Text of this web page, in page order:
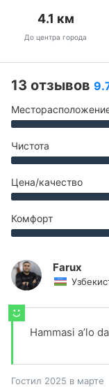
4.1 км
До центра города
13 отзывов
Чистота
Цена/качество
Комфорт
Farux
Hammasi a’lo
Гостил 2025 в марте